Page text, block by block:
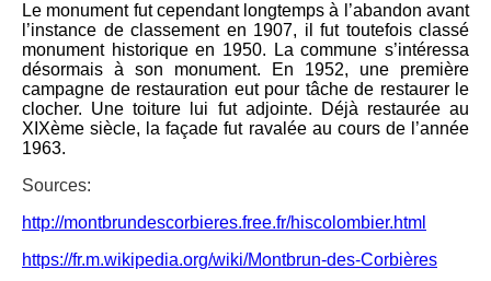
Le monument fut cependant longtemps à l’abandon avant
l’instance de classement en 1907, il fut toutefois classé
monument historique en 1950. La commune s’intéressa
désormais à son monument. En 1952, une première
campagne de restauration eut pour tâche de restaurer le
clocher. Une toiture lui fut adjointe. Déjà restaurée au
XIXème siècle, la façade fut ravalée au cours de l’année
1963.
Sources:
http://montbrundescorbieres.free.fr/hiscolombier.html
https://fr.m.wikipedia.org/wiki/Montbrun-des-Corbières